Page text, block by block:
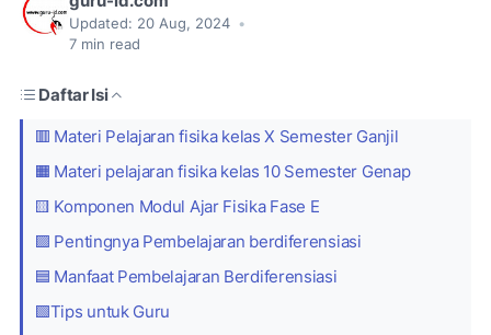
Updated: 20 Aug, 2024 •
7 min read
Daftar Isi
🟥 Materi Pelajaran fisika kelas X Semester Ganjil
🟧 Materi pelajaran fisika kelas 10 Semester Genap
🟨 Komponen Modul Ajar Fisika Fase E
🟪 Pentingnya Pembelajaran berdiferensiasi
🟦 Manfaat Pembelajaran Berdiferensiasi
🟩Tips untuk Guru